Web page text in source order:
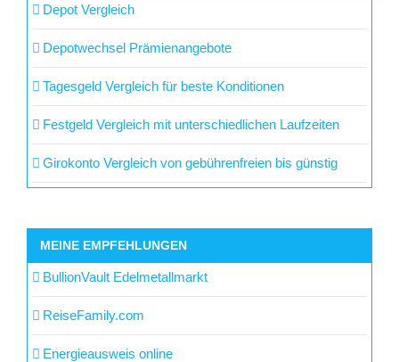
Depot Vergleich
Depotwechsel Prämienangebote
Tagesgeld Vergleich für beste Konditionen
Festgeld Vergleich mit unterschiedlichen Laufzeiten
Girokonto Vergleich von gebührenfreien bis günstig
MEINE EMPFEHLUNGEN
BullionVault Edelmetallmarkt
ReiseFamily.com
Energieausweis online